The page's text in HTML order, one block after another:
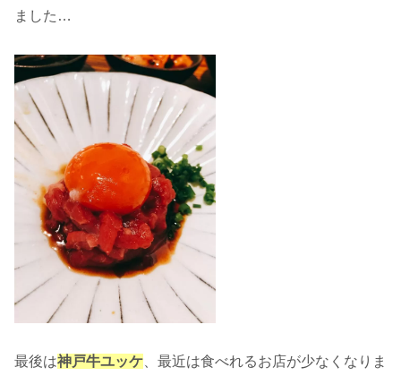
ました…
最後は神戸牛ユッケ 、最近は食べれるお店が少なくなりま